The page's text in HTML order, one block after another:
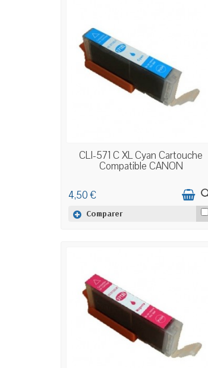
EN STOCK
CLI-571 C XL Cyan Cartouche
Compatible CANON
4,50 €
Comparer